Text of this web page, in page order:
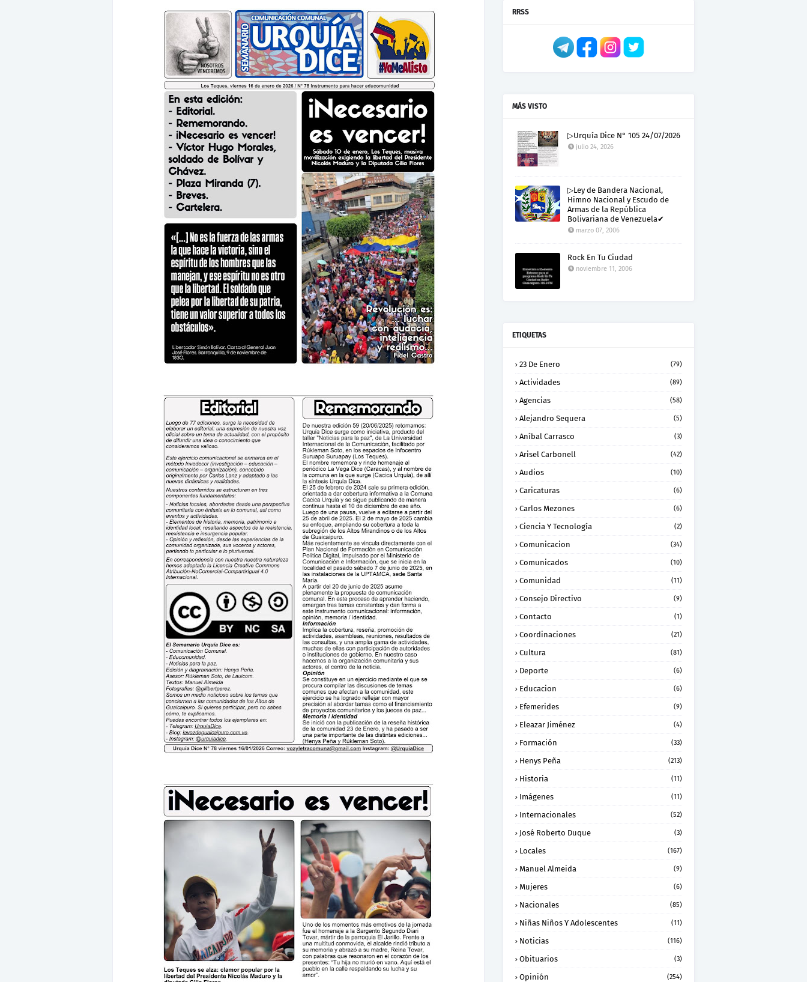
RRSS
MÁS VISTO
▷Urquía Dice N° 105 24/07/2026
julio 24, 2026
▷Ley de Bandera Nacional,
Himno Nacional y Escudo de
Armas de la República
Bolivariana de Venezuela✔
marzo 07, 2006
Rock En Tu Ciudad
noviembre 11, 2006
ETIQUETAS
23 De Enero (79)
Actividades (89)
Agencias (58)
Alejandro Sequera (5)
Aníbal Carrasco (3)
Arisel Carbonell (42)
Audios (10)
Caricaturas (6)
Carlos Mezones (6)
Ciencia Y Tecnología (2)
Comunicacion (34)
Comunicados (10)
Comunidad (11)
Consejo Directivo (9)
Contacto (1)
Coordinaciones (21)
Cultura (81)
Deporte (6)
Educacion (6)
Efemerides (9)
Eleazar Jiménez (4)
Formación (33)
Henys Peña (213)
Historia (11)
Imágenes (11)
Internacionales (52)
José Roberto Duque (3)
Locales (167)
Manuel Almeida (9)
Mujeres (6)
Nacionales (85)
Niñas Niños Y Adolescentes (11)
Noticias (116)
Obituarios (3)
Opinión (254)